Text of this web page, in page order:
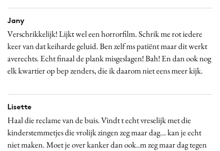
Jany
Verschrikkelijk! Lijkt wel een horrorfilm. Schrik me rot iedere
keer van dat keiharde geluid. Ben zelf ms patiënt maar dit werkt
averechts. Echt finaal de plank misgeslagen! Bah! En dan ook nog
elk kwartier op bep zenders, die ik daarom niet eens meer kijk.
Lisette
Haal die reclame van de buis. Vindt t echt vreselijk met die
kinderstemmetjes die vrolijk zingen zeg maar dag... kan je echt
niet maken. Moet je over kanker dan ook..m zeg maar dag tegen